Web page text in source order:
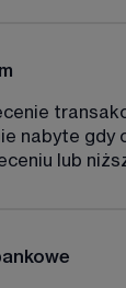
nabyte gdy
lub